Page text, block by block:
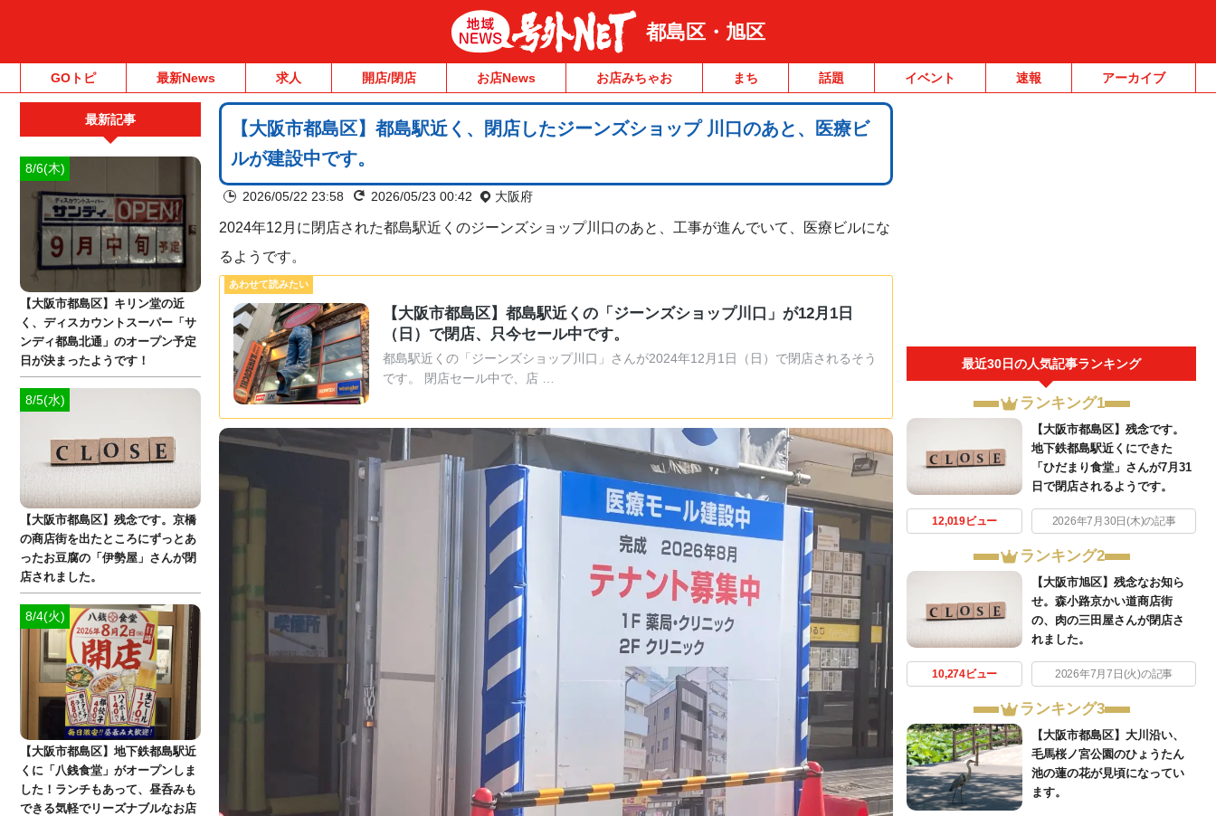
都島区・旭区
GOトピ 最新News 求人 開店/閉店 お店News お店みちゃお まち 話題 イベント 速報 アーカイブ
【大阪市都島区】都島駅近く、閉店したジーンズショップ 川口のあと、医療ビ
ルが建設中です。
2026/05/22 23:58 2026/05/23 00:42 大阪府
2024年12月に閉店された都島駅近くのジーンズショップ川口のあと、工事が進んでいて、医療ビルにな
るようです。
【大阪市都島区】都島駅近くの「ジーンズショップ川口」が12月1日
（日）で閉店、只今セール中です。
都島駅近くの「ジーンズショップ川口」さんが2024年12月1日（日）で閉店されるそう
です。 閉店セール中で、店 …
最近30日の人気記事ランキング
ランキング1
【大阪市都島区】残念です。
地下鉄都島駅近くにできた
「ひだまり食堂」さんが7月31
日で閉店されるようです。
12,019ビュー 2026年7月30日(木)の記事
ランキング2
【大阪市旭区】残念なお知ら
せ。森小路京かい道商店街
の、肉の三田屋さんが閉店さ
れました。
10,274ビュー 2026年7月7日(火)の記事
ランキング3
【大阪市都島区】大川沿い、
毛馬桜ノ宮公園のひょうたん
池の蓮の花が見頃になってい
ます。
最新記事
8/6(木)
【大阪市都島区】キリン堂の近
く、ディスカウントスーパー「サ
ンディ都島北通」のオープン予定
日が決まったようです！
8/5(水)
【大阪市都島区】残念です。京橋
の商店街を出たところにずっとあ
ったお豆腐の「伊勢屋」さんが閉
店されました。
8/4(火)
【大阪市都島区】地下鉄都島駅近
くに「八銭食堂」がオープンしま
した！ランチもあって、昼呑みも
できる気軽でリーズナブルなお店